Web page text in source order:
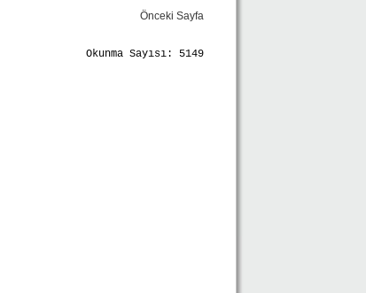
Önceki Sayfa
Okunma Sayısı: 5149